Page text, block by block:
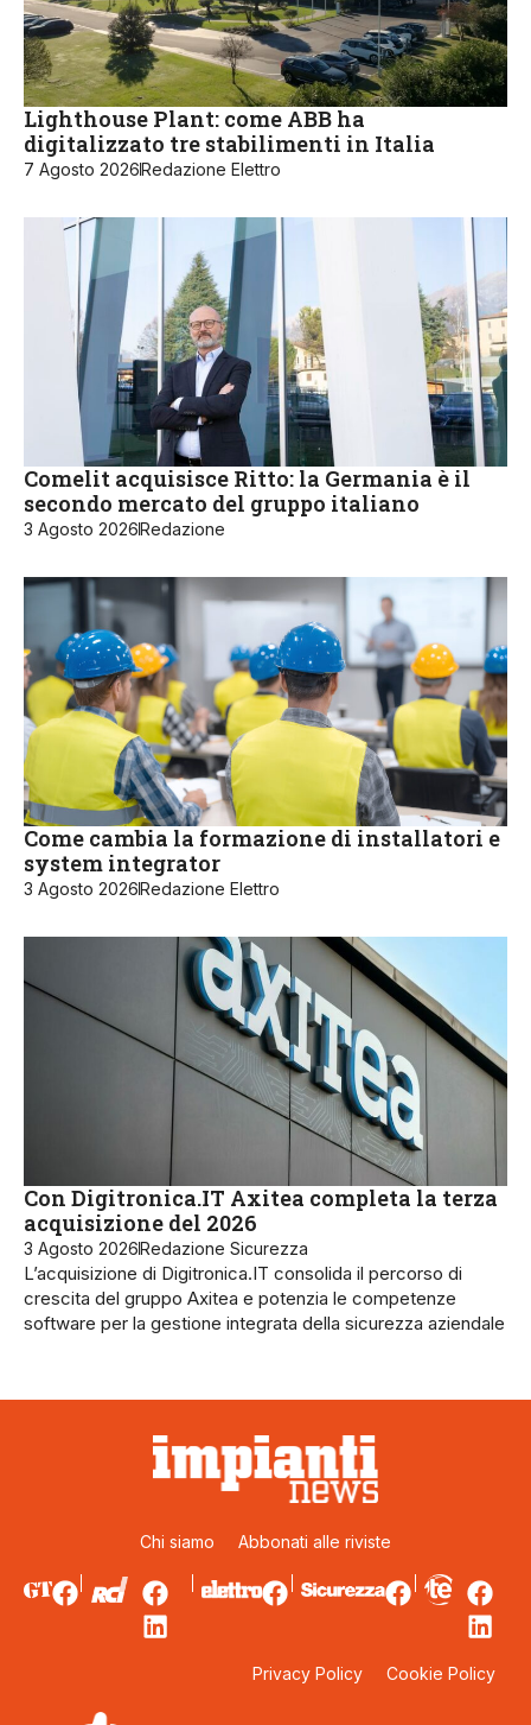
Lighthouse Plant: come ABB ha
digitalizzato tre stabilimenti in Italia
7 Agosto 2026Redazione Elettro
Comelit acquisisce Ritto: la Germania è il
secondo mercato del gruppo italiano
3 Agosto 2026Redazione
Come cambia la formazione di installatori e
system integrator
3 Agosto 2026Redazione Elettro
Con Digitronica.IT Axitea completa la terza
acquisizione del 2026
3 Agosto 2026Redazione Sicurezza
L’acquisizione di Digitronica.IT consolida il percorso di
crescita del gruppo Axitea e potenzia le competenze
software per la gestione integrata della sicurezza aziendale
Chi siamo Abbonati alle riviste
Privacy Policy Cookie Policy